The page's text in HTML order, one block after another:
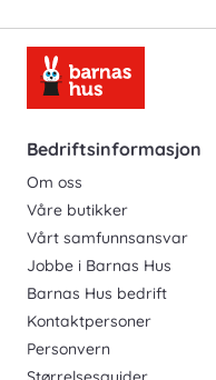
Bedriftsinformasjon
Om oss
Våre butikker
Vårt samfunnsansvar
Jobbe i Barnas Hus
Barnas Hus bedrift
Kontaktpersoner
Personvern